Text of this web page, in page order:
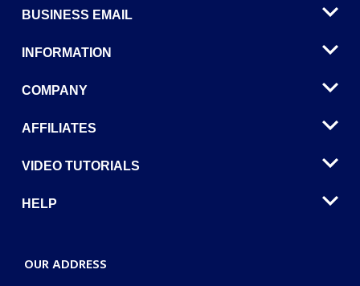
BUSINESS EMAIL
INFORMATION
COMPANY
AFFILIATES
VIDEO TUTORIALS
HELP
OUR ADDRESS